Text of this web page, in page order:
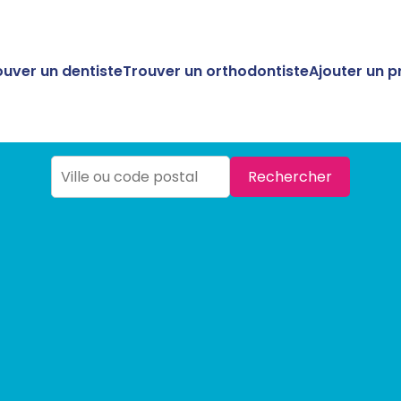
un dentisteTrouver un orthodontisteAjouter un
Rechercher